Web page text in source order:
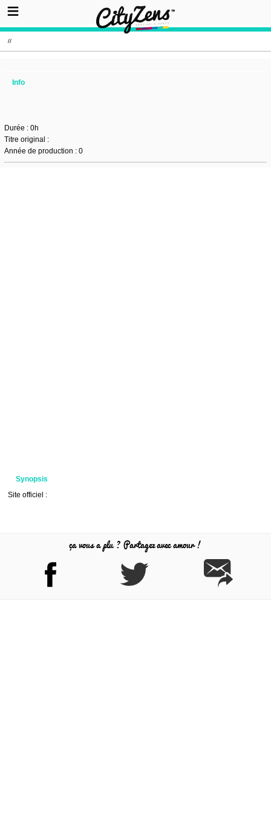
//
Info
Durée : 0h
Titre original :
Année de production : 0
Synopsis
Site officiel :
ça vous a plu ? Partagez avec amour !